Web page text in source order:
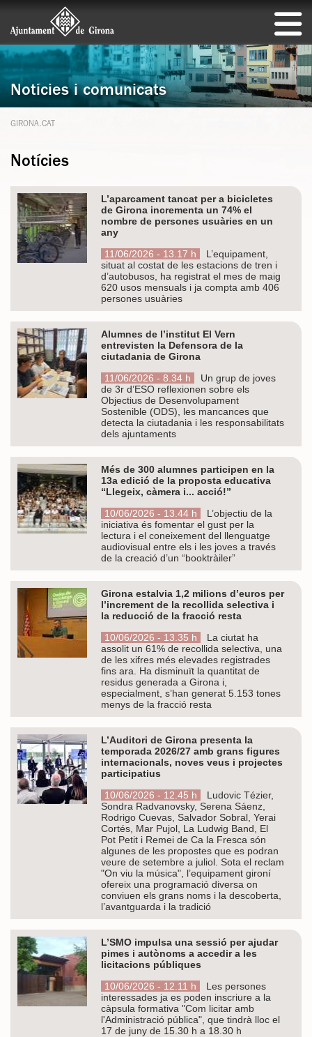
Notícies i comunicats
GIRONA.CAT
Notícies
L’aparcament tancat per a bicicletes
de Girona incrementa un 74% el
nombre de persones usuàries en un
any
11/06/2026 - 13.17 h
L’equipament,
situat al costat de les estacions de tren i
d’autobusos, ha registrat el mes de maig
620 usos mensuals i ja compta amb 406
persones usuàries
Alumnes de l’institut El Vern
entrevisten la Defensora de la
ciutadania de Girona
11/06/2026 - 8.34 h
Un grup de joves
de 3r d’ESO reflexionen sobre els
Objectius de Desenvolupament
Sostenible (ODS), les mancances que
detecta la ciutadania i les responsabilitats
dels ajuntaments
Més de 300 alumnes participen en la
13a edició de la proposta educativa
“Llegeix, càmera i... acció!”
10/06/2026 - 13.44 h
L’objectiu de la
iniciativa és fomentar el gust per la
lectura i el coneixement del llenguatge
audiovisual entre els i les joves a través
de la creació d’un “booktràiler”
Girona estalvia 1,2 milions d’euros per
l’increment de la recollida selectiva i
la reducció de la fracció resta
10/06/2026 - 13.35 h
La ciutat ha
assolit un 61% de recollida selectiva, una
de les xifres més elevades registrades
fins ara. Ha disminuït la quantitat de
residus generada a Girona i,
especialment, s’han generat 5.153 tones
menys de la fracció resta
L’Auditori de Girona presenta la
temporada 2026/27 amb grans figures
internacionals, noves veus i projectes
participatius
10/06/2026 - 12.45 h
Ludovic Tézier,
Sondra Radvanovsky, Serena Sáenz,
Rodrigo Cuevas, Salvador Sobral, Yerai
Cortés, Mar Pujol, La Ludwig Band, El
Pot Petit i Remei de Ca la Fresca són
algunes de les propostes que es podran
veure de setembre a juliol. Sota el reclam
"On viu la música", l’equipament gironí
ofereix una programació diversa on
conviuen els grans noms i la descoberta,
l’avantguarda i la tradició
L’SMO impulsa una sessió per ajudar
pimes i autònoms a accedir a les
licitacions públiques
10/06/2026 - 12.11 h
Les persones
interessades ja es poden inscriure a la
càpsula formativa "Com licitar amb
l'Administració pública", que tindrà lloc el
17 de juny de 15.30 h a 18.30 h